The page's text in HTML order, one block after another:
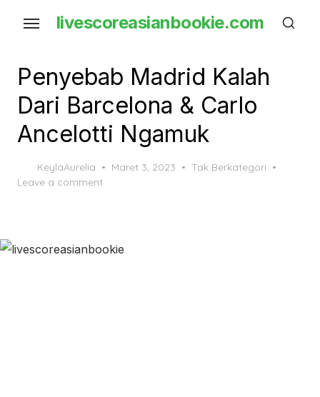
content
livescoreasianbookie.com
Penyebab Madrid Kalah
Dari Barcelona & Carlo
Ancelotti Ngamuk
KeylaAurelia
Posted
Maret 3, 2023
Tak Berkategori
Leave a comment